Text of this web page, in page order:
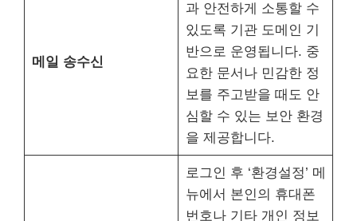
메일 송수신
과 안전하게 소통할 수
있도록 기관 도메인 기
반으로 운영됩니다. 중
요한 문서나 민감한 정
보를 주고받을 때도 안
심할 수 있는 보안 환경
을 제공합니다.
로그인 후 ‘환경설정’ 메
뉴에서 본인의 휴대폰
번호나 기타 개인 정보